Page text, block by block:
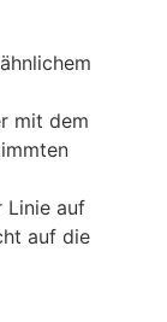
mit dem
Linie auf
auf die